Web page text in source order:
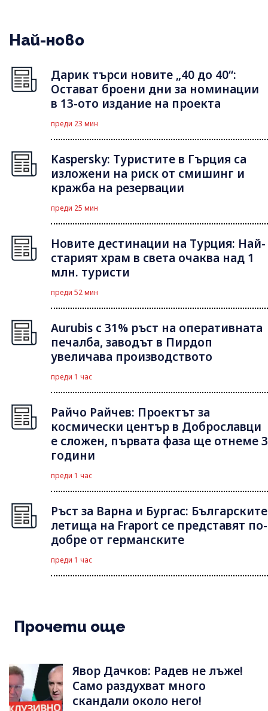
Най-ново
Дарик търси новите „40 до 40“:
Остават броени дни за номинации
в 13-ото издание на проекта
преди 23 мин
Kaspersky: Туристите в Гърция са
изложени на риск от смишинг и
кражба на резервации
преди 25 мин
Новите дестинации на Турция: Най-
старият храм в света очаква над 1
млн. туристи
преди 52 мин
Aurubis с 31% ръст на оперативната
печалба, заводът в Пирдоп
увеличава производството
преди 1 час
Райчо Райчев: Проектът за
космически център в Доброславци
е сложен, първата фаза ще отнеме 3
години
преди 1 час
Ръст за Варна и Бургас: Българските
летища на Fraport се представят по-
добре от германските
преди 1 час
Прочети още
Явор Дачков: Радев не лъже!
Само раздухват много
скандали около него!